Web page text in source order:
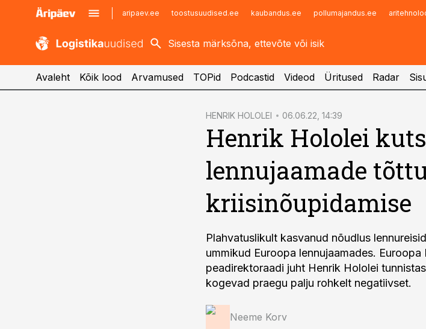
aripaev.ee toostusuudised.ee kaubandus.ee pollumajandus.ee
kaubandus.ee
kinnisvarauudised.ee
imelineajalugu.ee
Infopank
Avaleht Kõik lood Arvamused TOPid Podcastid Videod Üritused Radar
HENRIK HOLOLEI 06.06.22, 14:39
Henrik Hololei
lennujaamade
kriisinõupidamise
Plahvatuslikult kasvanud nõudlus
ummikud Euroopa lennujaamades.
peadirektoraadi juht Henrik Hololei
kogevad praegu palju rohkelt negatiivset.
Neeme Korv